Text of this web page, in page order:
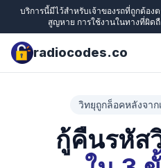
บริการนี้มีไว้สำหรับเจ้าของรถที่ถูกต้อ
สูญหาย การใช้งานในทางที่ผิด
radiocodes.co
วิทยุถูกล็อคหลังจา
กู้คืนรหัส